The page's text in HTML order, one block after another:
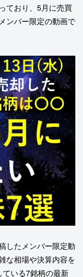
ており、5月に売買
ンバー限定の動画で
したメンバー限定動
な相場や決算内容を
いる7銘柄の最新